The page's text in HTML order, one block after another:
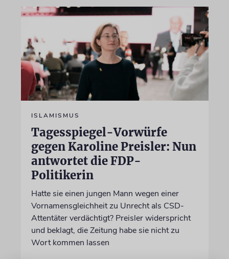
ISLAMISMUS
Tagesspiegel-Vorwürfe
gegen Karoline Preisler: Nun
antwortet die FDP-
Politikerin
Hatte sie einen jungen Mann wegen einer
Vornamensgleichheit zu Unrecht als CSD-
Attentäter verdächtigt? Preisler widerspricht
und beklagt, die Zeitung habe sie nicht zu
Wort kommen lassen